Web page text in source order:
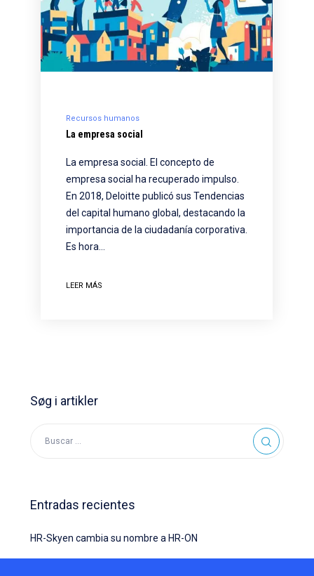
Recursos humanos
La empresa social
La empresa social. El concepto de
empresa social ha recuperado impulso.
En 2018, Deloitte publicó sus Tendencias
del capital humano global, destacando la
importancia de la ciudadanía corporativa.
Es hora…
LEER MÁS
Søg i artikler
Entradas recientes
HR-Skyen cambia su nombre a HR-ON